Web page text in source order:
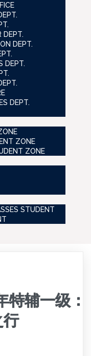
DEPT.
DEPT.
DEPT.
DEPT.
ZONE
ZONE
STUDENT
特辅一级：